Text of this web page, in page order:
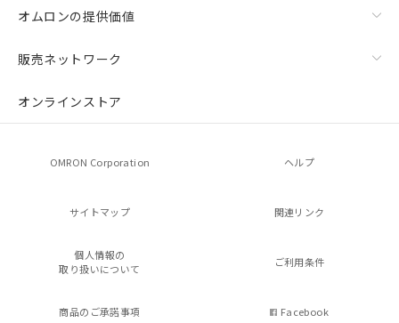
オムロンの提供価値
販売ネットワーク
オンラインストア
OMRON Corporation ヘルプ
サイトマップ 関連リンク
個人情報の
取り扱いについて
ご利用条件
商品のご承諾事項 Facebook